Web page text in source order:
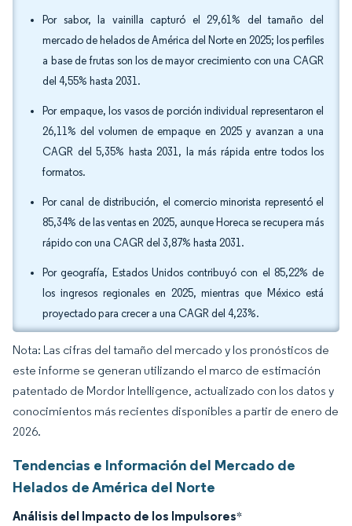
Por sabor, la vainilla capturó el 29,61% del tamaño del
mercado de helados de América del Norte en 2025; los perfiles
a base de frutas son los de mayor crecimiento con una CAGR
del 4,55% hasta 2031.
Por empaque, los vasos de porción individual representaron el
26,11% del volumen de empaque en 2025 y avanzan a una
CAGR del 5,35% hasta 2031, la más rápida entre todos los
formatos.
Por canal de distribución, el comercio minorista representó el
85,34% de las ventas en 2025, aunque Horeca se recupera más
rápido con una CAGR del 3,87% hasta 2031.
Por geografía, Estados Unidos contribuyó con el 85,22% de
los ingresos regionales en 2025, mientras que México está
proyectado para crecer a una CAGR del 4,23%.
Nota: Las cifras del tamaño del mercado y los pronósticos de
este informe se generan utilizando el marco de estimación
patentado de Mordor Intelligence, actualizado con los datos y
conocimientos más recientes disponibles a partir de enero de
2026.
Tendencias e Información del Mercado de
Helados de América del Norte
Análisis del Impacto de los Impulsores*